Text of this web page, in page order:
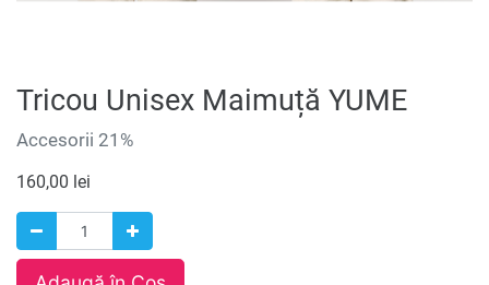
Tricou Unisex Maimuță YUME
Accesorii 21%
160,00 lei